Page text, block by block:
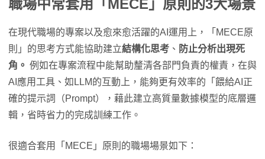
職場中常套用「MECE」原則的3大場景
在現代職場的專案以及愈來愈活躍的AI運用上，「MECE原
則」的思考方式能協助建立結構化思考 、 防止分析出現死
角。 例如在專案流程中能幫助釐清各部門負責的權責，在與
AI應用工具、如LLM的互動上，能夠更有效率的「餵給AI正
確的提示詞（Prompt），藉此建立高質量數據模型的底層邏
輯，省時省力的完成訓練工作。
很適合套用「MECE」原則的職場場景如下：